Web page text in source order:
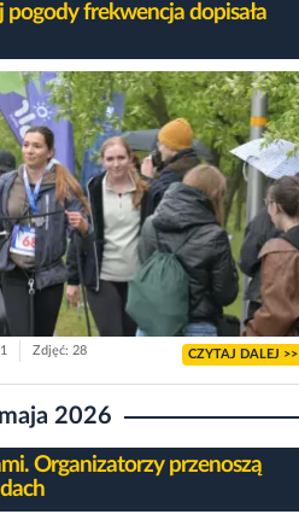
pogody frekwencja dopisała
Zdjęć: 28 CZYTAJ DALEJ >>
2026
Organizatorzy przenoszą